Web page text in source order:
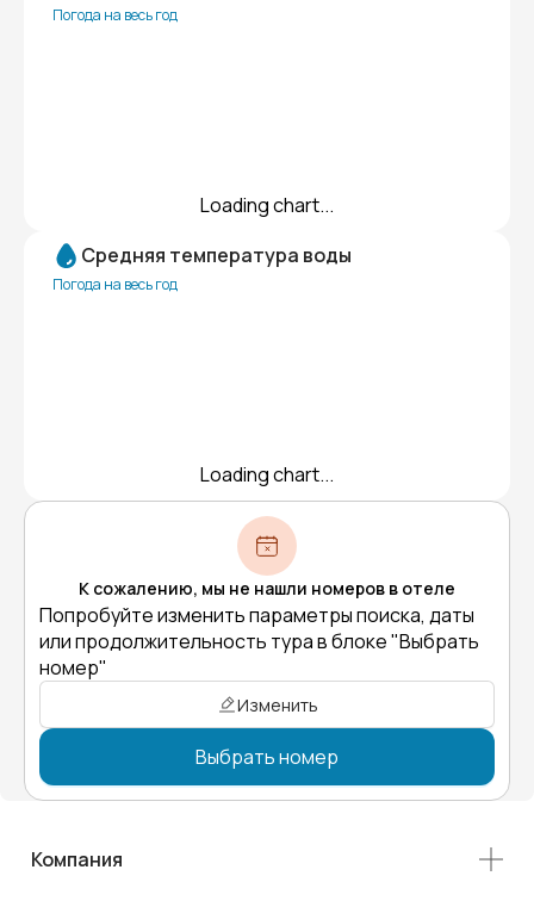
Погода на весь год
Loading chart...
Средняя температура воды
Погода на весь год
Loading chart...
К сожалению, мы не нашли номеров в отеле
Попробуйте изменить параметры поиска, даты
или продолжительность тура в блоке "Выбрать
номер"
Изменить
Выбрать номер
Компания